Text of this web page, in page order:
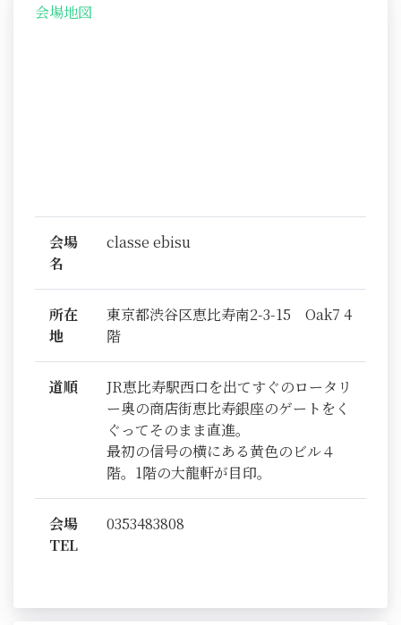
会場地図
会場
名
classe ebisu
所在
地
東京都渋谷区恵比寿南2-3-15 Oak7 4
階
道順
JR恵比寿駅西口を出てすぐのロータリ
ー奥の商店街恵比寿銀座のゲートをく
ぐってそのまま直進。
最初の信号の横にある黄色のビル４
階。1階の大龍軒が目印。
会場
TEL
0353483808